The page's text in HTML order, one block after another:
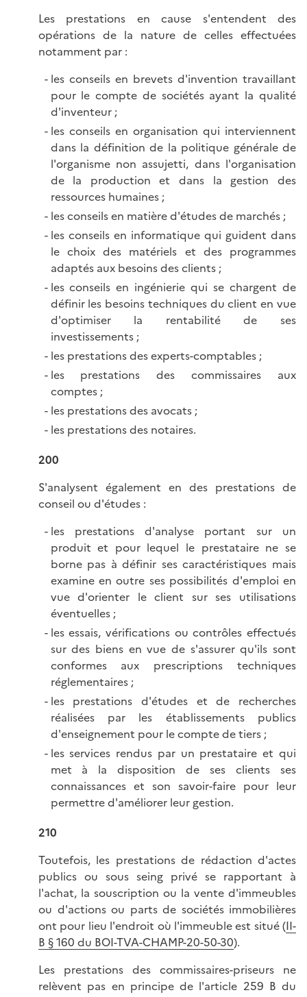
Les prestations en cause s'entendent des
opérations de la nature de celles effectuées
notamment par :
les conseils en brevets d'invention travaillant
pour le compte de sociétés ayant la qualité
d'inventeur ;
les conseils en organisation qui interviennent
dans la définition de la politique générale de
l'organisme non assujetti, dans l'organisation
de la production et dans la gestion des
ressources humaines ;
les conseils en matière d'études de marchés ;
les conseils en informatique qui guident dans
le choix des matériels et des programmes
adaptés aux besoins des clients ;
les conseils en ingénierie qui se chargent de
définir les besoins techniques du client en vue
d'optimiser la rentabilité de ses
investissements ;
les prestations des experts-comptables ;
les prestations des commissaires aux
comptes ;
les prestations des avocats ;
les prestations des notaires.
200
S'analysent également en des prestations de
conseil ou d'études :
les prestations d'analyse portant sur un
produit et pour lequel le prestataire ne se
borne pas à définir ses caractéristiques mais
examine en outre ses possibilités d'emploi en
vue d'orienter le client sur ses utilisations
éventuelles ;
les essais, vérifications ou contrôles effectués
sur des biens en vue de s'assurer qu'ils sont
conformes aux prescriptions techniques
réglementaires ;
les prestations d'études et de recherches
réalisées par les établissements publics
d'enseignement pour le compte de tiers ;
les services rendus par un prestataire et qui
met à la disposition de ses clients ses
connaissances et son savoir-faire pour leur
permettre d'améliorer leur gestion.
210
Toutefois, les prestations de rédaction d'actes
publics ou sous seing privé se rapportant à
l'achat, la souscription ou la vente d'immeubles
ou d'actions ou parts de sociétés immobilières
ont pour lieu l'endroit où l'immeuble est situé (II-
B § 160 du BOI-TVA-CHAMP-20-50-30).
Les prestations des commissaires-priseurs ne
relèvent pas en principe de l'article 259 B du